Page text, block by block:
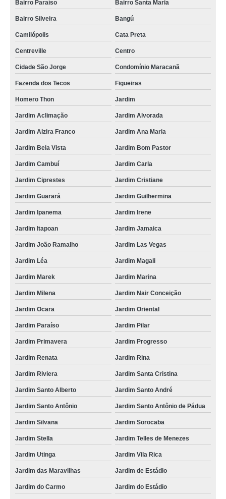
Bairro Paraíso Bairro Santa Maria
Bairro Silveira Bangú
Camilópolis Cata Preta
Centreville Centro
Cidade São Jorge Condomínio Maracanã
Fazenda dos Tecos Figueiras
Homero Thon Jardim
Jardim Aclimação Jardim Alvorada
Jardim Alzira Franco Jardim Ana Maria
Jardim Bela Vista Jardim Bom Pastor
Jardim Cambuí Jardim Carla
Jardim Ciprestes Jardim Cristiane
Jardim Guarará Jardim Guilhermina
Jardim Ipanema Jardim Irene
Jardim Itapoan Jardim Jamaica
Jardim João Ramalho Jardim Las Vegas
Jardim Léa Jardim Magali
Jardim Marek Jardim Marina
Jardim Milena Jardim Nair Conceição
Jardim Ocara Jardim Oriental
Jardim Paraíso Jardim Pilar
Jardim Primavera Jardim Progresso
Jardim Renata Jardim Rina
Jardim Riviera Jardim Santa Cristina
Jardim Santo Alberto Jardim Santo André
Jardim Santo Antônio Jardim Santo Antônio de Pádua
Jardim Silvana Jardim Sorocaba
Jardim Stella Jardim Telles de Menezes
Jardim Utinga Jardim Vila Rica
Jardim das Maravilhas Jardim de Estádio
Jardim do Carmo Jardim do Estádio